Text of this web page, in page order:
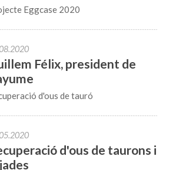
Eggcase 2020
Félix, president de
d'ous de tauró
d'ous de taurons i